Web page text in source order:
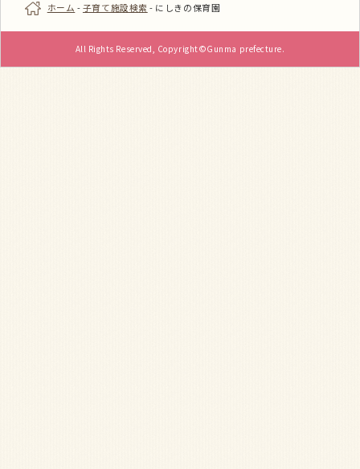
ホーム -子育て施設検索 - にしきの保育園
All Rights Reserved, Copyright©Gunma prefecture.